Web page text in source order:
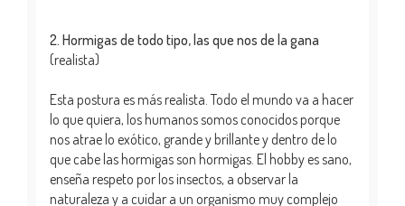
2. Hormigas de todo tipo, las que nos de la gana
(realista)
Esta postura es más realista. Todo el mundo va a hacer
lo que quiera, los humanos somos conocidos porque
nos atrae lo exótico, grande y brillante y dentro de lo
que cabe las hormigas son hormigas. El hobby es sano,
enseña respeto por los insectos, a observar la
naturaleza y a cuidar a un organismo muy complejo